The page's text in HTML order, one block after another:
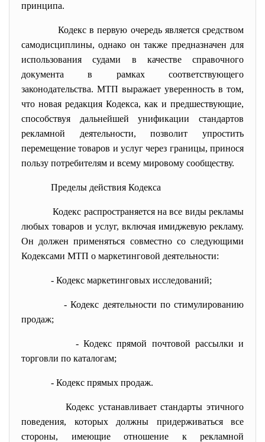
принципа.
Кодекс в первую очередь является средством
самодисциплины, однако он также предназначен для
использования судами в качестве справочного
документа в рамках соответствующего
законодательства. МТП выражает уверенность в том,
что новая редакция Кодекса, как и предшествующие,
способствуя дальнейшей унификации стандартов
рекламной деятельности, позволит упростить
перемещение товаров и услуг через границы, принося
пользу потребителям и всему мировому сообществу.
Пределы действия Кодекса
Кодекс распространяется на все виды рекламы
любых товаров и услуг, включая имиджевую рекламу.
Он должен применяться совместно со следующими
Кодексами МТП о маркетинговой деятельности:
- Кодекс маркетинговых исследований;
- Кодекс деятельности по стимулированию
продаж;
- Кодекс прямой почтовой рассылки и
торговли по каталогам;
- Кодекс прямых продаж.
Кодекс устанавливает стандарты этичного
поведения, которых должны придерживаться все
стороны, имеющие отношение к рекламной